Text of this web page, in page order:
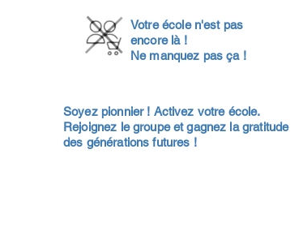
Votre école n'est pas
encore là !
Ne manquez pas ça !
Soyez pionnier ! Activez votre école.
Rejoignez le groupe et gagnez la gratitude
des générations futures !